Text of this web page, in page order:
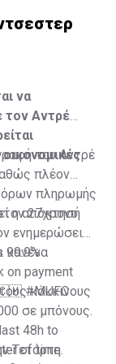
να
τον Αντρέ
του Αντρέ
πλέον
όρων πληρωμής
η απόκτησή
27χρονο
ενημερώσει
κανένα
99.9%
on payment
#MUFC
48h to
of time.
κόκκινους
σε μπόνους.
Τετάρτη